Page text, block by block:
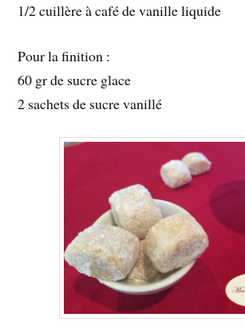
1/2 cuillère à café de vanille liquide
Pour la finition :
60 gr de sucre glace
2 sachets de sucre vanillé